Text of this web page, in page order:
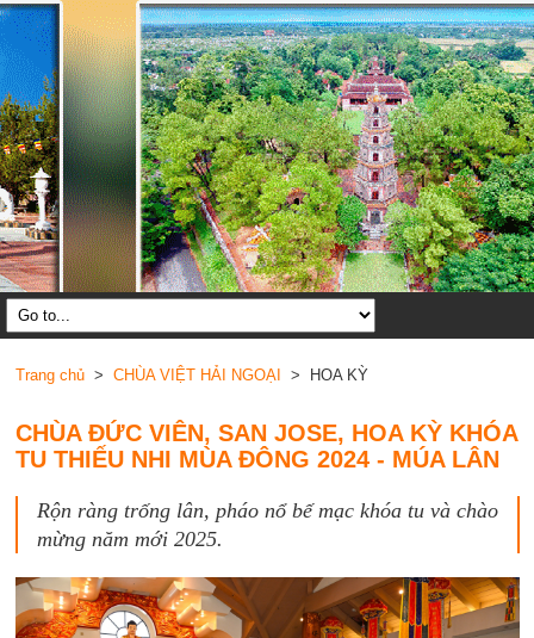
Trang chủ> CHÙA VIỆT HẢI NGOẠI > HOA KỲ
CHÙA ĐỨC VIÊN, SAN JOSE, HOA KỲ KHÓA
TU THIẾU NHI MÙA ĐÔNG 2024 - MÚA LÂN
Rộn ràng trống lân, pháo nổ bế mạc khóa tu và chào
mừng năm mới 2025.